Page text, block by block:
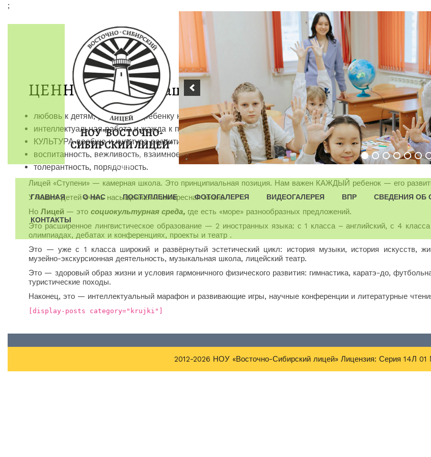
;
НОУ "ВОСТОЧНО-
СИБИРСКИЙ ЛИЦЕЙ"
НОУ "ВОСТОЧНО-СИБИРСКИЙ-
ЛИЦЕЙ"
ГЛАВНАЯ О НАС ПОСТУПЛЕНИЕ ФОТОГАЛЕРЕЯ ВИДЕОГАЛЕРЕЯ ВПР СВЕДЕНИЯ ОБ
КОНТАКТЫ
НАШИ УЧИТЕЛЯ
ЦЕННОСТЯМИ в нашем лицее являются:
любовь к детям, уважение к ребенку как к ЛИЧНОСТИ.
интеллектуальная работа и жажда к познанию.
КУЛЬТУРА вообще и культура развития человеческой мысли.
воспитанность, вежливость, взаимное уважение, взаимопонимание, ответственность.
толерантность, порядочность.
Лицей «Ступени» — камерная школа. Это принципиальная позиция. Нам важен КАЖДЫЙ ребенок — его
У наших детей очень насыщенная и интересная жизнь.
НоЛицей — этосоциокультурная среда, где есть «море» разнообразных предложений.
Это расширенное лингвистическое образование — 2 иностранных языка: с 1 класса – английский, с 4
олимпиадах, дебатах и конференциях, проекты и театр .
Это — уже с 1 класса широкий и развёрнутый эстетический цикл: история музыки, история искусств,
музейно-экскурсионная деятельность, музыкальная школа, лицейский театр.
Это — здоровый образ жизни и условия гармоничного физического развития: гимнастика, каратэ-до,
туристические походы.
Наконец, это — интеллектуальный марафон и развивающие игры, научные конференции и литературные
[display-posts category="krujki"]
2012-2026 НОУ «Восточно-Сибирский лицей» Лицензия: Серия 14Л 01